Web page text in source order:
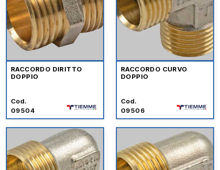
RACCORDO DIRITTO
DOPPIO
Cod.
09504
RACCORDO CURVO
DOPPIO
Cod.
09506